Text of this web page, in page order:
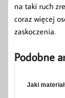
na taki ruch
coraz więcej
zaskoczenia.
Podobne
Jaki